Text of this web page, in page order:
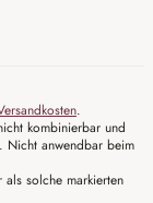
.
kombinierbar und
Nicht anwendbar beim
solche markierten